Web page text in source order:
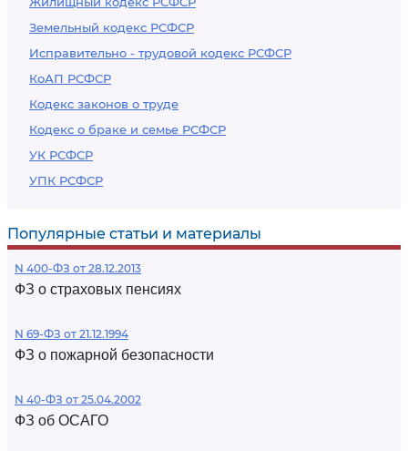
Земельный кодекс РСФСР
Исправительно - трудовой кодекс РСФСР
КоАП РСФСР
Кодекс законов о труде
Кодекс о браке и семье РСФСР
УК РСФСР
УПК РСФСР
Популярные статьи и материалы
N 400-ФЗ от 28.12.2013
ФЗ о страховых пенсиях
N 69-ФЗ от 21.12.1994
ФЗ о пожарной безопасности
N 40-ФЗ от 25.04.2002
ФЗ об ОСАГО